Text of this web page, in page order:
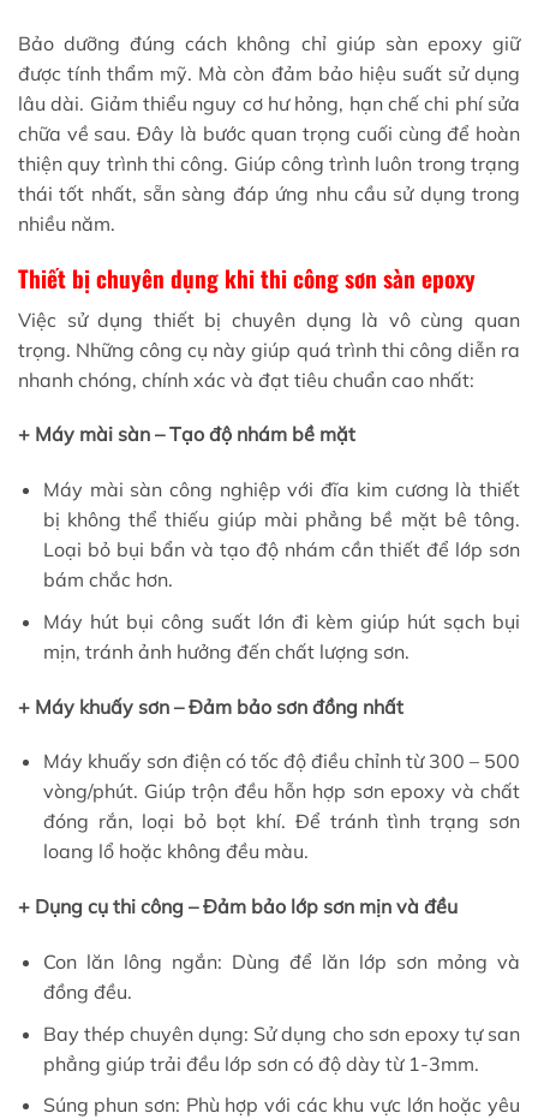
Bảo dưỡng đúng cách không chỉ giúp sàn epoxy giữ
được tính thẩm mỹ. Mà còn đảm bảo hiệu suất sử dụng
lâu dài. Giảm thiểu nguy cơ hư hỏng, hạn chế chi phí sửa
chữa về sau. Đây là bước quan trọng cuối cùng để hoàn
thiện quy trình thi công. Giúp công trình luôn trong trạng
thái tốt nhất, sẵn sàng đáp ứng nhu cầu sử dụng trong
nhiều năm.
Thiết bị chuyên dụng khi thi công sơn sàn epoxy
Việc sử dụng thiết bị chuyên dụng là vô cùng quan
trọng. Những công cụ này giúp quá trình thi công diễn ra
nhanh chóng, chính xác và đạt tiêu chuẩn cao nhất:
+ Máy mài sàn – Tạo độ nhám bề mặt
Máy mài sàn công nghiệp với đĩa kim cương là thiết
bị không thể thiếu giúp mài phẳng bề mặt bê tông.
Loại bỏ bụi bẩn và tạo độ nhám cần thiết để lớp sơn
bám chắc hơn.
Máy hút bụi công suất lớn đi kèm giúp hút sạch bụi
mịn, tránh ảnh hưởng đến chất lượng sơn.
+ Máy khuấy sơn – Đảm bảo sơn đồng nhất
Máy khuấy sơn điện có tốc độ điều chỉnh từ 300 – 500
vòng/phút. Giúp trộn đều hỗn hợp sơn epoxy và chất
đóng rắn, loại bỏ bọt khí. Để tránh tình trạng sơn
loang lổ hoặc không đều màu.
+ Dụng cụ thi công – Đảm bảo lớp sơn mịn và đều
Con lăn lông ngắn: Dùng để lăn lớp sơn mỏng và
đồng đều.
Bay thép chuyên dụng: Sử dụng cho sơn epoxy tự san
phẳng giúp trải đều lớp sơn có độ dày từ 1-3mm.
Súng phun sơn: Phù hợp với các khu vực lớn hoặc yêu